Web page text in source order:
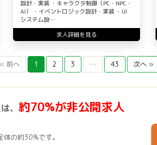
設計・実装 ・キャラクタ制御（PC・NPC・
AI） ・イベントロジック設計・実装 ・UI
システム設…
求人詳細を見る
« 前へ 1 2 3 … 43 次へ »
、 約70%が非公開求人
の約30%です。